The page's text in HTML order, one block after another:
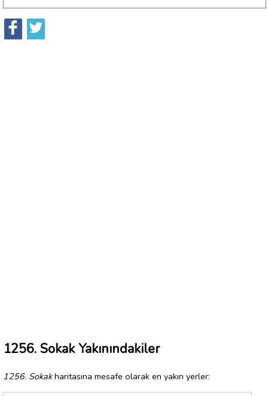
1256. Sokak Yakınındakiler
1256. Sokakharitasına mesafe olarak en yakın yerler: